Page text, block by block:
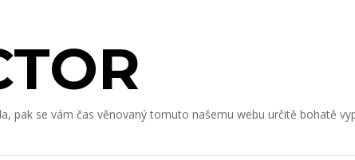
pak se vám čas věnovaný tomuto našemu webu určitě bohatě